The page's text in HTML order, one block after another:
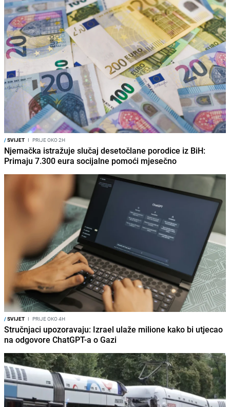
/SVIJET I PRIJE OKO 2H
Njemačka istražuje slučaj desetočlane porodice iz BiH:
Primaju 7.300 eura socijalne pomoći mjesečno
/SVIJET I PRIJE OKO 4H
Stručnjaci upozoravaju: Izrael ulaže milione kako bi utjecao
na odgovore ChatGPT-a o Gazi